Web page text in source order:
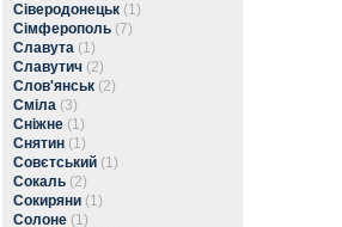
Сіверодонецьк (1)
Сімферополь (7)
Славута (1)
Славутич (2)
Слов'янськ (2)
Сміла (3)
Сніжне (1)
Снятин (1)
Совєтський (1)
Сокаль (2)
Сокиряни (1)
Солоне (1)